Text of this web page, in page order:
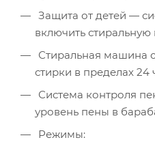
Защита от детей —
включить
Стиральная машина
стирки в пределах 24
Система контроля
уровень пены в
Режимы: